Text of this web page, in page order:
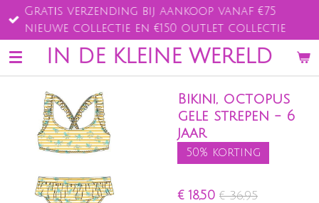
Ga
direct
naar
de
IN DE KLEINE WERELD
Gratis verzending bij aankoop vanaf €75
nieuwe collectie en €150 outlet collectie
Bikini, octopus
gele strepen - 6
jaar
50% korting
€ 18,50 € 36,95